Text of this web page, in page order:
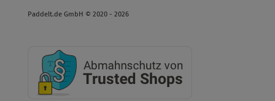
Paddelt.de GmbH © 2020 - 2026